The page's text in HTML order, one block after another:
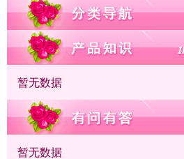
暂无数据
暂无数据